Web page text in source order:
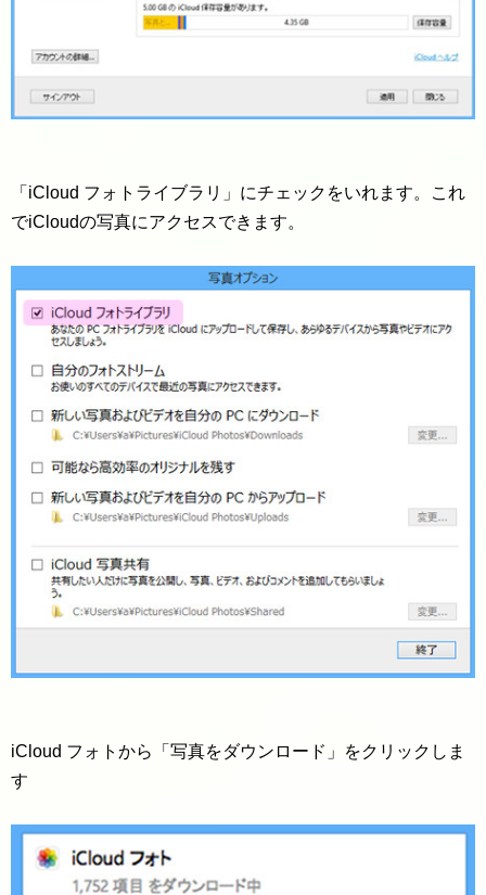
「iCloud フォトライブラリ」にチェックをいれます。これ
でiCloudの写真にアクセスできます。
iCloud フォトから「写真をダウンロード」をクリックしま
す